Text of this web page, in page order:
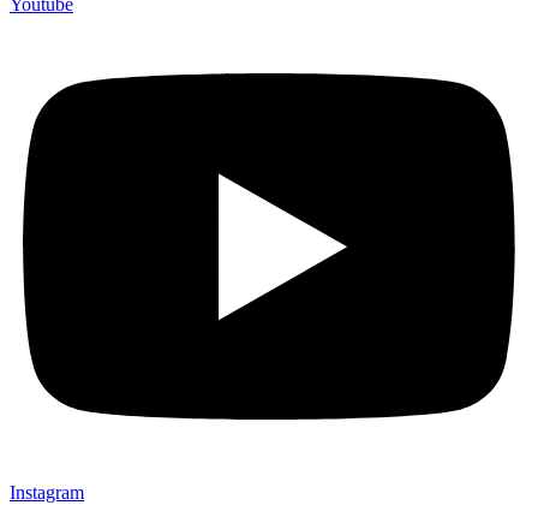
Youtube
Instagram